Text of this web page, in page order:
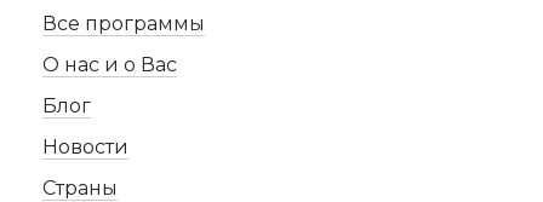
Все программы
О нас и о Вас
Блог
Новости
Страны